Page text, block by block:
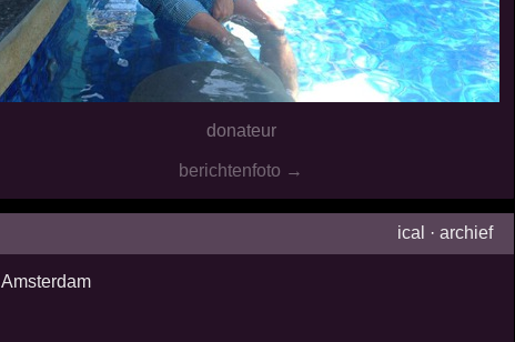
donateur
berichtenfoto →
ical · archief
Amsterdam